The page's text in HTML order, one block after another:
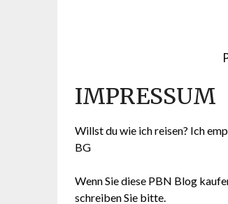
IMPRESSUM
Willst du wie ich reisen? Ich
BG
Wenn Sie diese PBN Blog
schreiben Sie bitte.